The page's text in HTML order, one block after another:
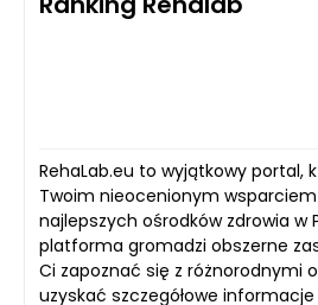
RehaLab.eu to wyjątkowy portal,
Twoim nieocenionym
najlepszych ośrodków zdrowia w
platforma gromadzi obszerne
Ci zapoznać się z różnorodnymi
uzyskać szczegółowe